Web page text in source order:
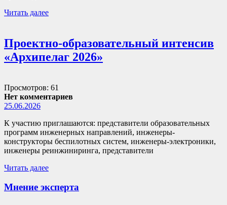
Читать далее
Проектно-образовательный интенсив
«Архипелаг 2026»
Просмотров: 61
Нет комментариев
25.06.2026
К участию приглашаются: представители образовательных
программ инженерных направлений, инженеры-
конструкторы беспилотных систем, инженеры-электроники,
инженеры реинжиниринга, представители
Читать далее
Мнение эксперта